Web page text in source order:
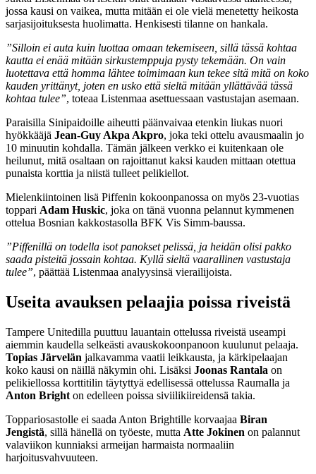
jossa kausi on vaikea, mutta mitään ei ole vielä menetetty heikosta
sarjasijoituksesta huolimatta. Henkisesti tilanne on hankala.
”Silloin ei auta kuin luottaa omaan tekemiseen, sillä tässä kohtaa
kautta ei enää mitään sirkustemppuja pysty tekemään. On vain
luotettava että homma lähtee toimimaan kun tekee sitä mitä on koko
kauden yrittänyt, joten en usko että sieltä mitään yllättävää tässä
kohtaa tulee”, toteaa Listenmaa asettuessaan vastustajan asemaan.
Paraisilla Sinipaidoille aiheutti päänvaivaa etenkin liukas nuori
hyökkääjä Jean-Guy Akpa Akpro, joka teki ottelu avausmaalin jo
10 minuutin kohdalla. Tämän jälkeen verkko ei kuitenkaan ole
heilunut, mitä osaltaan on rajoittanut kaksi kauden mittaan otettua
punaista korttia ja niistä tulleet pelikiellot.
Mielenkiintoinen lisä Piffenin kokoonpanossa on myös 23-vuotias
toppari Adam Huskic, joka on tänä vuonna pelannut kymmenen
ottelua Bosnian kakkostasolla BFK Vis Simm-baussa.
”Piffenillä on todella isot panokset pelissä, ja heidän olisi pakko
saada pisteitä jossain kohtaa. Kyllä sieltä vaarallinen vastustaja
tulee”, päättää Listenmaa analyysinsä vierailijoista.
Useita avauksen pelaajia poissa riveistä
Tampere Unitedilla puuttuu lauantain ottelussa riveistä useampi
aiemmin kaudella selkeästi avauskokoonpanoon kuulunut pelaaja.
Topias Järvelän jalkavamma vaatii leikkausta, ja kärkipelaajan
koko kausi on näillä näkymin ohi. Lisäksi Joonas Rantala on
pelikiellossa korttitilin täytyttyä edellisessä ottelussa Raumalla ja
Anton Bright on edelleen poissa siviilikiireidensä takia.
Toppariosastolle ei saada Anton Brightille korvaajaa Biran
Jengistä, sillä hänellä on työeste, mutta Atte Jokinen on palannut
valaviikon kunniaksi armeijan harmaista normaaliin
harjoitusvahvuuteen.